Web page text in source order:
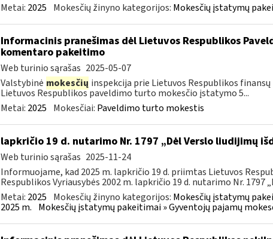
Metai: 2025 Mokesčių žinyno kategorijos: Mokesčių įstatymų
Informacinis pranešimas dėl Lietuvos Respublikos
komentaro pakeitimo
Web turinio sąrašas 2025-05-07
Valstybinė mokesčių inspekcija prie Lietuvos Respublikos
Lietuvos Respublikos paveldimo turto mokesčio įstatymo 5...
Metai: 2025 Mokesčiai: Paveldimo turto mokestis
lapkričio 19 d. nutarimo Nr. 1797 „Dėl Verslo liudijimų
Web turinio sąrašas 2025-11-24
Informuojame, kad 2025 m. lapkričio 19 d. priimtas Lietuvos
Respublikos Vyriausybės 2002 m. lapkričio 19 d. nutarimo Nr. 1797
Metai: 2025 Mokesčių žinyno kategorijos: Mokesčių įstatymų
2025 m. Mokesčių įstatymų pakeitimai » Gyventojų pajamų